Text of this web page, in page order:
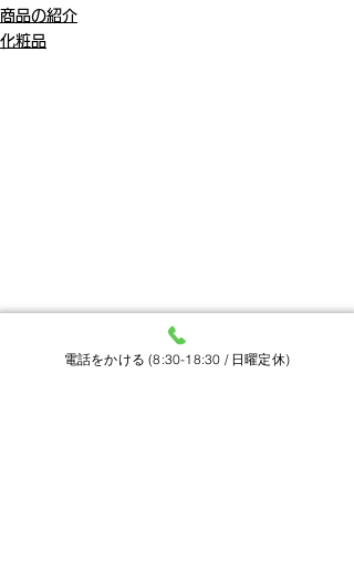
商品の紹介
化粧品
電話をかける (8:30-18:30 / 日曜定休)